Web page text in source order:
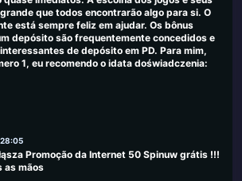
que todos encontrarão algo para si. O
está sempre feliz em ajudar. Os bônus
depósito são frequentemente concedidos e
de depósito em PD. Para mim,
1, eu recomendo o idata doświadczenia:
Promoção da Internet 50 Spinuw grátis !!!
as mãos